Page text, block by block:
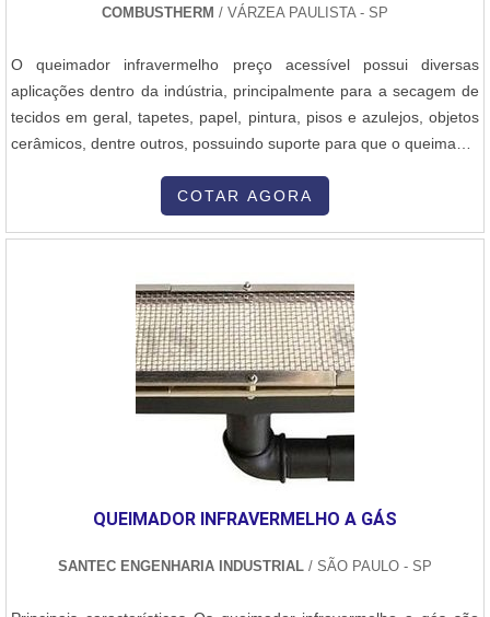
COMBUSTHERM / VÁRZEA PAULISTA - SP
O queimador infravermelho preço acessível possui diversas
aplicações dentro da indústria, principalmente para a secagem de
tecidos em geral, tapetes, papel, pintura, pisos e azulejos, objetos
cerâmicos, dentre outros, possuindo suporte para que o queimador
alguns tipos de fornos industriais para fábricas alimentícias, pois
COTAR AGORA
QUEIMADOR INFRAVERMELHO A GÁS
SANTEC ENGENHARIA INDUSTRIAL / SÃO PAULO - SP